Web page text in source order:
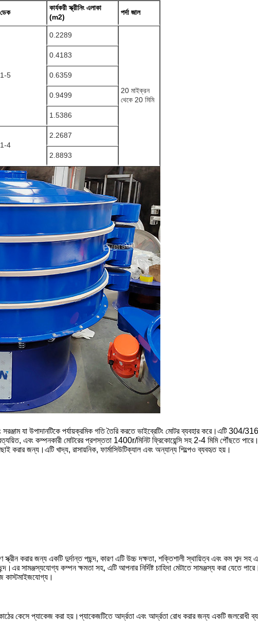
ডেক
কার্যকরী স্ক্রীনিং এলাকা
(m2)
পর্দা জাল
1-5
0.2289
20 মাইক্রন
থেকে 20 মিমি
0.4183
0.6359
0.9499
1.5386
1-4
2.2687
2.8893
সরঞ্জাম যা উপাদানটিকে পর্যায়ক্রমিক গতি তৈরি করতে ভাইব্রেটিং মোটর ব্যবহার করে।এটি
এবং কম্পনকারী মোটরের প্রশস্ততা 1400r/মিনিট ফ্রিকোয়েন্সি সহ 2-4 মিমি পৌঁছতে
করার জন্য।এটি খাদ্য, রাসায়নিক, ফার্মাসিউটিক্যাল এবং অন্যান্য শিল্পেও ব্যবহৃত হয়।
করার জন্য একটি দুর্দান্ত পছন্দ, কারণ এটি উচ্চ দক্ষতা, শক্তিশালী স্থায়িত্ব এবং কম শব্দ সহ
সামঞ্জস্যযোগ্য কম্পন ক্ষমতা সহ, এটি আপনার নির্দিষ্ট চাহিদা মেটাতে সামঞ্জস্য করা যেতে
কাস্টমাইজযোগ্য।
কাঠের কেসে প্যাকেজ করা হয়।প্যাকেজটিতে আর্দ্রতা এবং আর্দ্রতা রোধ করার জন্য একটি জলরোধী